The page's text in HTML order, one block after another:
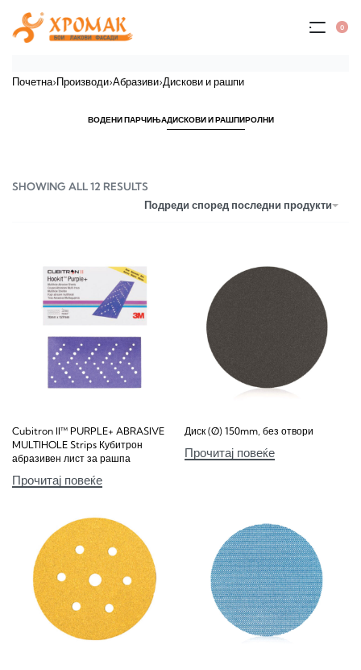
0
Почетна›Производи›Абразиви›Дискови и рашпи
ВОДЕНИ ПАРЧИЊАДИСКОВИ И РАШПИРОЛНИ
SHOWING ALL 12 RESULTS
Подреди според последни продукти
Cubitron ll™ PURPLE+ ABRASIVE
MULTIHOLE Strips Кубитрон
абразивен лист за рашпа
Прочитај повеќе
Диск (Ø) 150mm, без отвори
Прочитај повеќе